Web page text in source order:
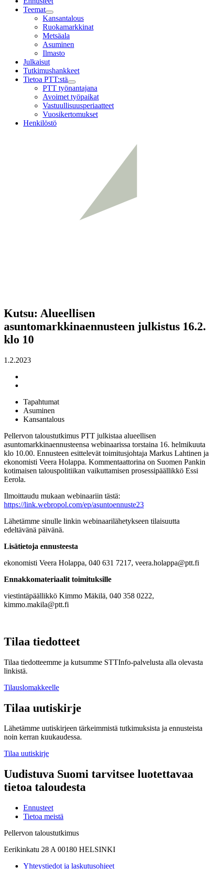
Teemat
Child
menu
Kansantalous
Ruokamarkkinat
Metsäala
Asuminen
Ilmasto
Julkaisut
Tutkimushankkeet
Tietoa PTT:stä
Child
menu
PTT työnantajana
Avoimet työpaikat
Vastuullisuusperiaatteet
Vuosikertomukset
Henkilöstö
Kutsu: Alueellisen
asuntomarkkinaennusteen julkistus 16.2.
klo 10
1.2.2023
Tapahtumat
Asuminen
Kansantalous
Pellervon taloustutkimus PTT julkistaa alueellisen
asuntomarkkinaennusteensa webinaarissa torstaina 16. helmikuuta
klo 10.00. Ennusteen esittelevät toimitusjohtaja Markus Lahtinen ja
ekonomisti Veera Holappa. Kommentaattorina on Suomen Pankin
kotimaisen talouspolitiikan vaikuttamisen prosessipäällikkö Essi
Eerola.
Ilmoittaudu mukaan webinaariin tästä:
https://link.webropol.com/ep/asuntoennuste23
Lähetämme sinulle linkin webinaarilähetykseen tilaisuutta
edeltävänä päivänä.
Lisätietoja ennusteesta
ekonomisti Veera Holappa, 040 631 7217, veera.holappa@ptt.fi
Ennakkomateriaalit toimituksille
viestintäpäällikkö Kimmo Mäkilä, 040 358 0222,
kimmo.makila@ptt.fi
Tilaa tiedotteet
Tilaa tiedotteemme ja kutsumme STTInfo-palvelusta alla olevasta
linkistä.
Tilauslomakkeelle
Tilaa uutiskirje
Lähetämme uutiskirjeen tärkeimmistä tutkimuksista ja ennusteista
noin kerran kuukaudessa.
Tilaa uutiskirje
Uudistuva Suomi tarvitsee luotettavaa
tietoa taloudesta
Ennusteet
Tietoa meistä
Pellervon taloustutkimus
Eerikinkatu 28 A 00180 HELSINKI
Yhteystiedot ja laskutusohjeet